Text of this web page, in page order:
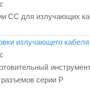
СС для излучающих
излучающего
серии P